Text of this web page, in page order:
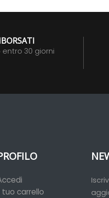
30 giorni
tuo carrello